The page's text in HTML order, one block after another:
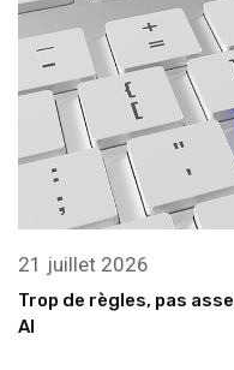
21 juillet 2026
Trop de règles, pas
AI